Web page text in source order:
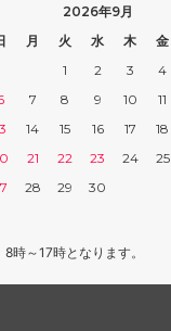
2026年9月
月 火 水 木 金
1
2 3 4
7 8 9 10 11
14 15 16 17 18
21 22 23 24 25
28 29 30
時～17時となります。